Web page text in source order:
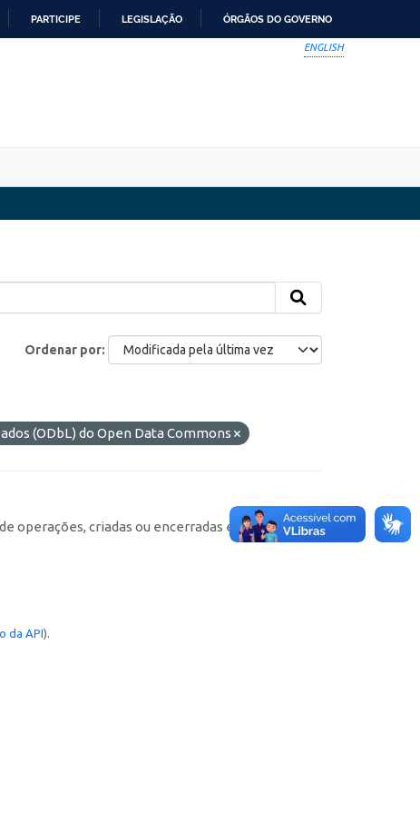
PARTICIPE LEGISLAÇÃO ÓRGÃOS DO GOVERNO
ENGLISH
Ordenar por
(ODbL) do Open Data Commons
operações, criadas ou encerradas em cada
da API).